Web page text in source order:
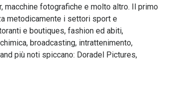
fotografiche e molto altro. Il primo
metodicamente i settori sport e
e boutiques, fashion ed abiti,
broadcasting, intrattenimento,
più noti spiccano: Doradel Pictures,